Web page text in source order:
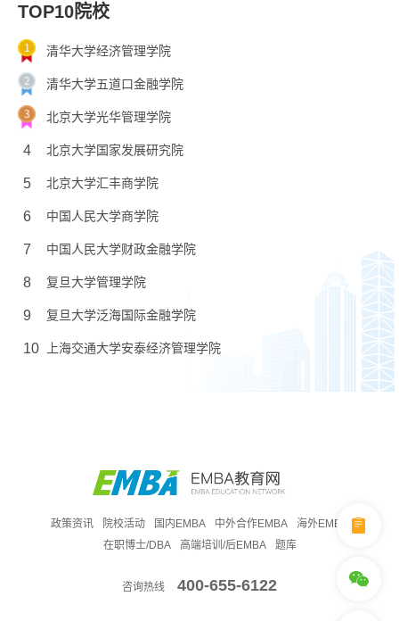
TOP10院校
清华大学经济管理学院
清华大学五道口金融学院
北京大学光华管理学院
4 北京大学国家发展研究院
5 北京大学汇丰商学院
6 中国人民大学商学院
7 中国人民大学财政金融学院
8 复旦大学管理学院
9 复旦大学泛海国际金融学院
10 上海交通大学安泰经济管理学院
政策资讯 院校活动 国内EMBA 中外合作EMBA
海外EMBA
在职博士/DBA
高端培训/后EMBA 题库
咨询热线 400-655-6122